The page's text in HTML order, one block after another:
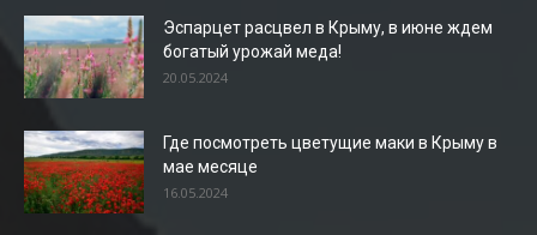
Эспарцет расцвел в Крыму, в июне ждем
богатый урожай меда!
20.05.2024
Где посмотреть цветущие маки в Крыму в
мае месяце
16.05.2024